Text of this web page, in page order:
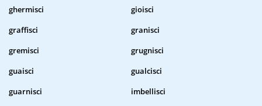
ghermisci
gioisci
graffisci
granisci
gremisci
grugnisci
guaisci
gualcisci
guarnisci
imbellisci